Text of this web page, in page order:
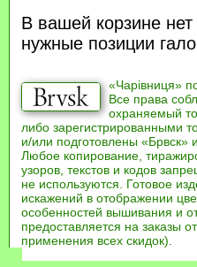
В вашей корзине нет
нужные позиции
«Чарівниця»
Все права
охраняемый
либо зарегистрированными
и/или подготовлены
Любое копирование,
узоров, текстов и кодов
не используются. Готовое
искажений в отображении
особенностей вышивания и
предоставляется на заказы
применения всех скидок).